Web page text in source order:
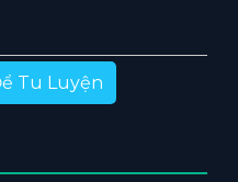
Tu Luyện